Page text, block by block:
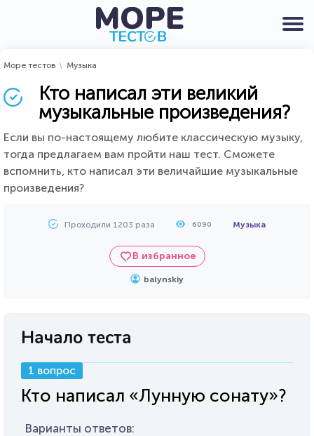
Море тестов Музыка
Кто написал эти великий
музыкальные произведения?
Если вы по-настоящему любите классическую музыку,
тогда предлагаем вам пройти наш тест. Сможете
вспомнить, кто написал эти величайшие музыкальные
произведения?
Проходили 1203 раза 6090 Музыка
В избранное
balynskiy
Начало теста
1 вопрос
Кто написал «Лунную сонату»?
Варианты ответов: